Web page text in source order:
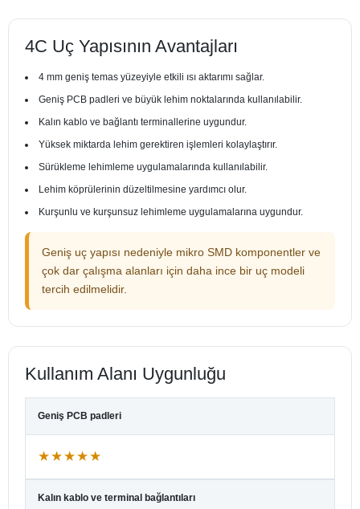
4C Uç Yapısının Avantajları
4 mm geniş temas yüzeyiyle etkili ısı aktarımı sağlar.
Geniş PCB padleri ve büyük lehim noktalarında kullanılabilir.
Kalın kablo ve bağlantı terminallerine uygundur.
Yüksek miktarda lehim gerektiren işlemleri kolaylaştırır.
Sürükleme lehimleme uygulamalarında kullanılabilir.
Lehim köprülerinin düzeltilmesine yardımcı olur.
Kurşunlu ve kurşunsuz lehimleme uygulamalarına uygundur.
Geniş uç yapısı nedeniyle mikro SMD komponentler ve
çok dar çalışma alanları için daha ince bir uç modeli
tercih edilmelidir.
Kullanım Alanı Uygunluğu
Geniş PCB padleri
★★★★★
Kalın kablo ve terminal bağlantıları